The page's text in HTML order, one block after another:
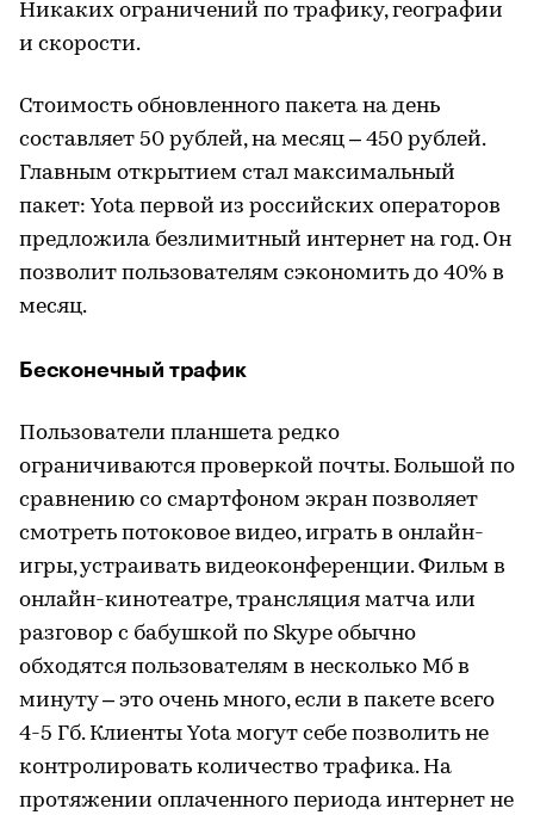
Никаких ограничений по трафику, географии
и скорости.
Стоимость обновленного пакета на день
составляет 50 рублей, на месяц – 450 рублей.
Главным открытием стал максимальный
пакет: Yota первой из российских операторов
предложила безлимитный интернет на год. Он
позволит пользователям сэкономить до 40% в
месяц.
Бесконечный трафик
Пользователи планшета редко
ограничиваются проверкой почты. Большой по
сравнению со смартфоном экран позволяет
смотреть потоковое видео, играть в онлайн-
игры, устраивать видеоконференции. Фильм в
онлайн-кинотеатре, трансляция матча или
разговор с бабушкой по Skype обычно
обходятся пользователям в несколько Мб в
минуту – это очень много, если в пакете всего
4-5 Гб. Клиенты Yota могут себе позволить не
контролировать количество трафика. На
протяжении оплаченного периода интернет не